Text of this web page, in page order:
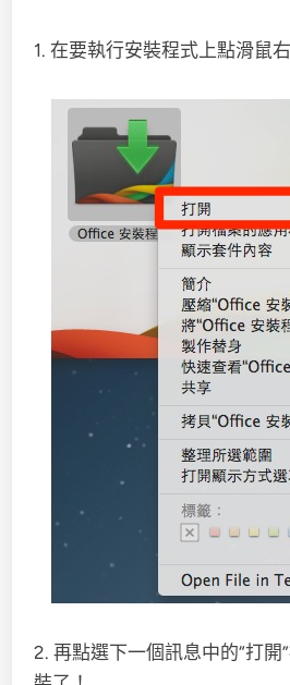
1. 在要執行安裝程式上點滑鼠
2. 再點選下一個訊息中的“打開